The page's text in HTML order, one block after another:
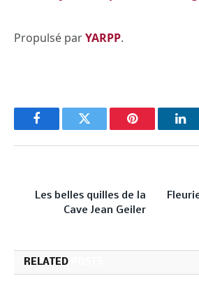
Propulsé parYARPP.
FacebookTwitter Pinterest
Les belles quilles de la
Cave Jean Geiler
RELATED